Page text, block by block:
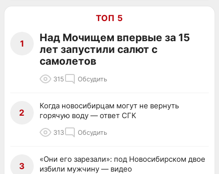
ТОП 5
1
Над Мочищем впервые за 15
лет запустили салют с
самолетов
315 Обсудить
2
Когда новосибирцам могут не вернуть
горячую воду — ответ СГК
313 Обсудить
3
«Они его зарезали»: под Новосибирском двое
избили мужчину — видео